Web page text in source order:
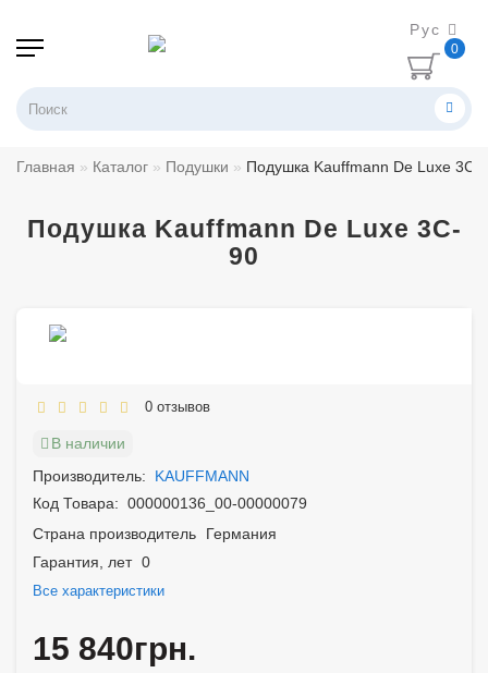
Рус
0
Главная Каталог Подушки Подушка Kauffmann De Luxe 3C-
Подушка Kauffmann De Luxe 3C-
90
0 отзывов
В наличии
Производитель:
KAUFFMANN
Код Товара: 000000136_00-00000079
Страна производитель
Германия
Гарантия, лет 0
Все характеристики
15 840грн.